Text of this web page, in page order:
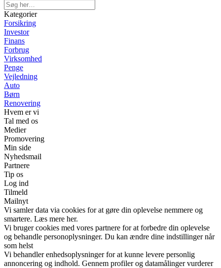
Kategorier
Forsikring
Investor
Finans
Forbrug
Virksomhed
Penge
Vejledning
Auto
Børn
Renovering
Hvem er vi
Tal med os
Medier
Promovering
Min side
Nyhedsmail
Partnere
Tip os
Log ind
Tilmeld
Mailnyt
Vi samler data via cookies for at gøre din oplevelse nemmere og
smartere. Læs mere her.
Vi bruger cookies med vores partnere for at forbedre din oplevelse
og behandle personoplysninger. Du kan ændre dine indstillinger når
som helst
Vi behandler enhedsoplysninger for at kunne levere personlig
annoncering og indhold. Gennem profiler og datamålinger vurderer